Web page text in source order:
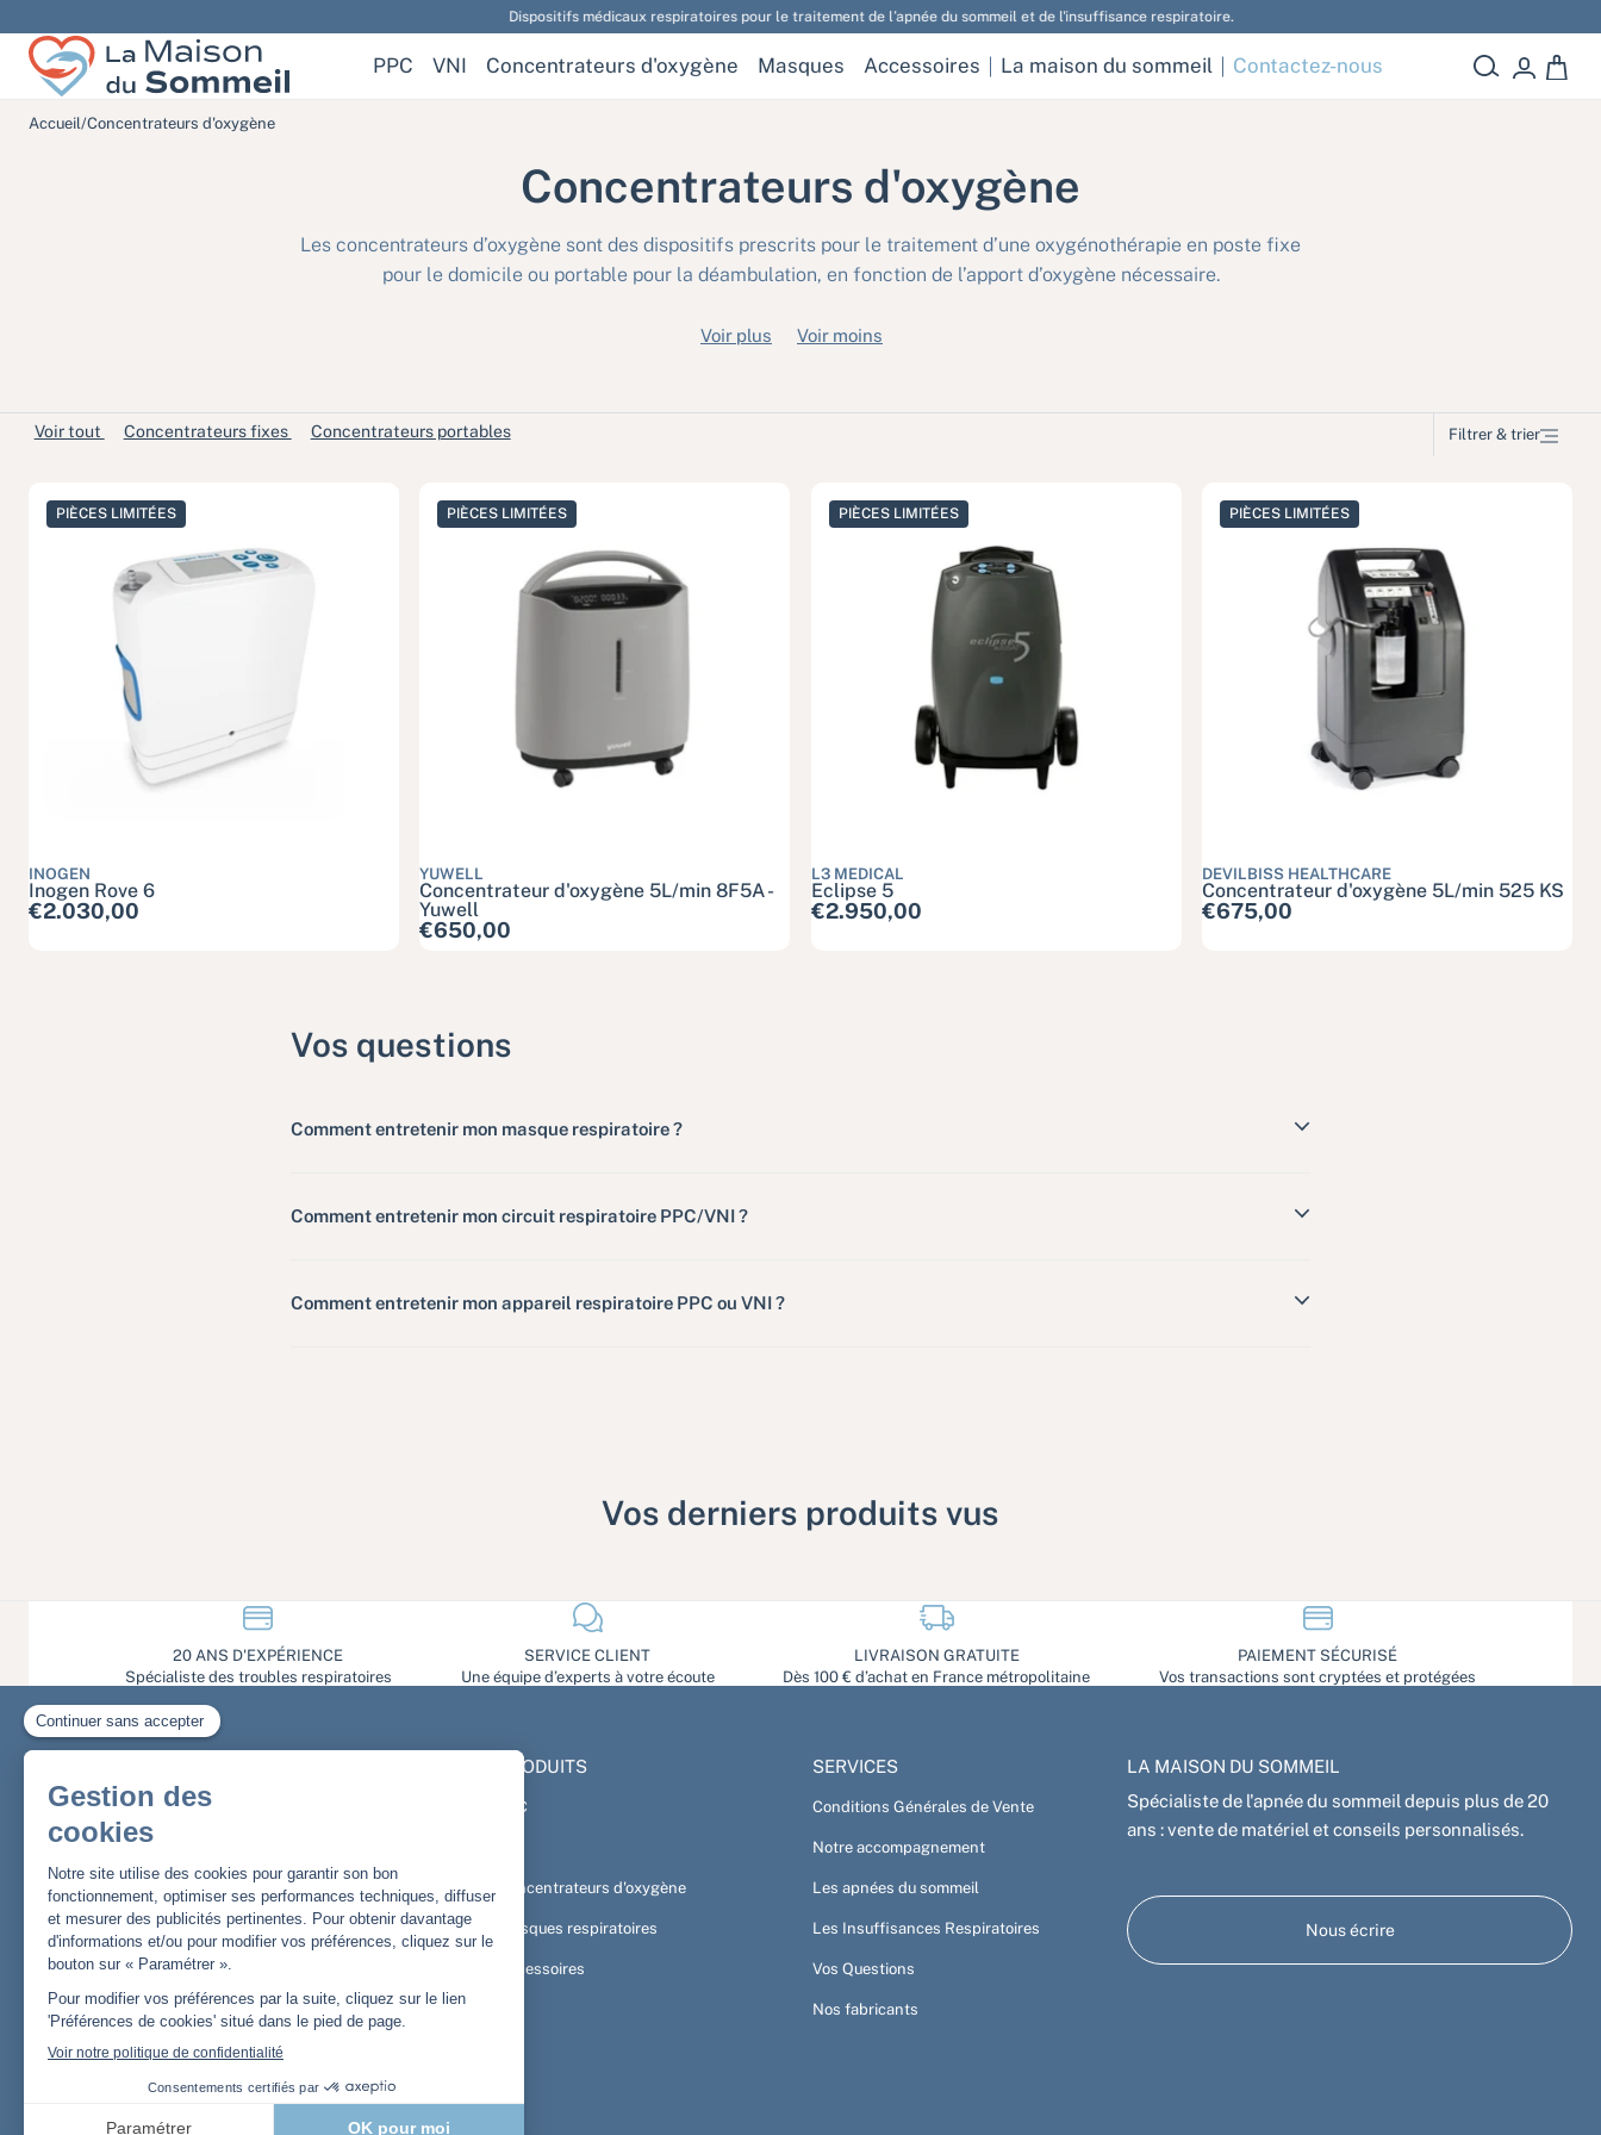
Dispositifs médicaux respiratoires pour le traitement de l’apnée du sommeil et de l'insuffisance respiratoire.
PPC VNI Concentrateurs d'oxygène Masques Accessoires La maison du sommeil Contactez-nous 0 article
Accueil/Concentrateurs d'oxygène
Concentrateurs d'oxygène
Les concentrateurs d’oxygène sont des dispositifs prescrits pour le traitement d’une oxygénothérapie en poste fixe
pour le domicile ou portable pour la déambulation, en fonction de l’apport d’oxygène nécessaire.
Voir plus Voir moins
Voir tout Concentrateurs fixes Concentrateurs portables Filtrer & trier
PIÈCES LIMITÉES
INOGEN
Inogen Rove 6
Prix habituel
€2.030,00
PIÈCES LIMITÉES
YUWELL
Concentrateur d'oxygène 5L/min 8F5A -
Yuwell
Prix habituel
€650,00
PIÈCES LIMITÉES
L3 MEDICAL
Eclipse 5
Prix habituel
€2.950,00
PIÈCES LIMITÉES
DEVILBISS HEALTHCARE
Concentrateur d'oxygène 5L/min 525 KS
Prix habituel
€675,00
Vos questions
Comment entretenir mon masque respiratoire ?
Comment entretenir mon circuit respiratoire PPC/VNI ?
Comment entretenir mon appareil respiratoire PPC ou VNI ?
Vos derniers produits vus
20 ANS D'EXPÉRIENCE
Spécialiste des troubles respiratoires
SERVICE CLIENT
Une équipe d’experts à votre écoute
LIVRAISON GRATUITE
Dès 100 € d’achat en France métropolitaine
PAIEMENT SÉCURISÉ
Vos transactions sont cryptées et protégées
Newsletter
Inscrivez-vous et obtenez
Email OK
confidentialité. Désinscription possible à tout moment.
PRODUITS
PPC
Concentrateurs d'oxygène
Masques respiratoires
Accessoires
SERVICES
Conditions Générales de Vente
Notre accompagnement
Les apnées du sommeil
Les Insuffisances Respiratoires
Vos Questions
Nos fabricants
LA MAISON DU SOMMEIL
Spécialiste de l'apnée du sommeil depuis plus de 20
ans : vente de matériel et conseils personnalisés.
Nous écrire